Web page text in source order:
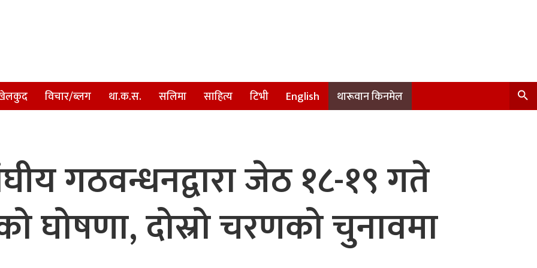
विचार/ब्लग था.क.स. सलिमा साहित्य टिभी English थारूवान किनमेल
गठवन्धनद्वारा जेठ १८-१९ गते
घोषणा, दोस्रो चरणको चुनावमा